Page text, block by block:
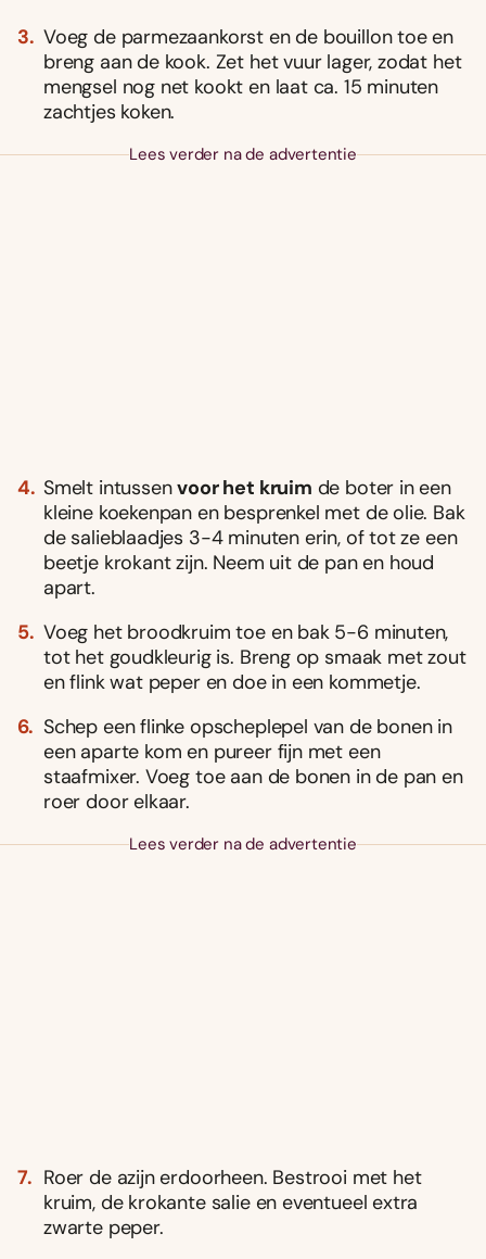
Voeg de parmezaankorst en de bouillon toe en
breng aan de kook. Zet het vuur lager, zodat het
mengsel nog net kookt en laat ca. 15 minuten
zachtjes koken.
Lees verder na de advertentie
Smelt intussenvoor het kruim de boter in een
kleine koekenpan en besprenkel met de olie. Bak
de salieblaadjes 3-4 minuten erin, of tot ze een
beetje krokant zijn. Neem uit de pan en houd
apart.
Voeg het broodkruim toe en bak 5-6 minuten,
tot het goudkleurig is. Breng op smaak met zout
en flink wat peper en doe in een kommetje.
Schep een flinke opscheplepel van de bonen in
een aparte kom en pureer fijn met een
staafmixer. Voeg toe aan de bonen in de pan en
roer door elkaar.
Lees verder na de advertentie
Roer de azijn erdoorheen. Bestrooi met het
kruim, de krokante salie en eventueel extra
zwarte peper.